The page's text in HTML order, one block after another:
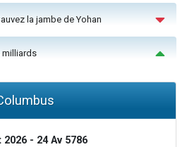
la jambe de Yohan
milliards
2026 - 24 Av 5786